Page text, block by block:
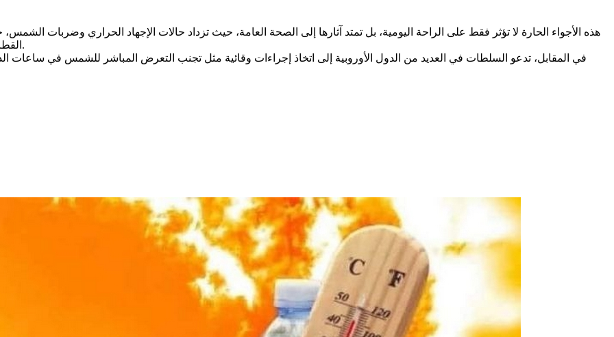
هذه الأجواء الحارة لا تؤثر فقط على الراحة اليومية، بل تمتد آثارها إلى الصحة العامة، حيث تزداد حالات الإجهاد الحراري وضربات
القطاعات مثل الزراعة والطاقة بسبب ارتفاع الطلب على المياه والكهرباء.
في المقابل، تدعو السلطات في العديد من الدول الأوروبية إلى اتخاذ إجراءات وقائية مثل تجنب التعرض المباشر للشمس في ساعات